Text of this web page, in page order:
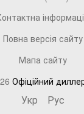
Повна версія сайту
Мапа сайту
Офіційний
Укр Рус